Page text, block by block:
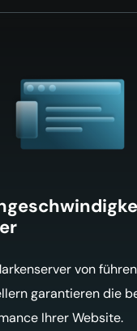
von
garantieren die
Ihrer Website.